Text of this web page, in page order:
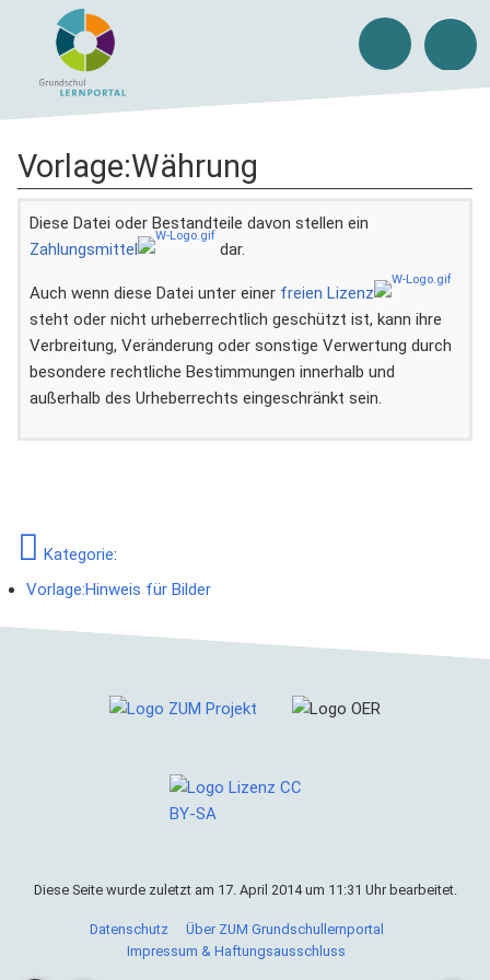
Vorlage:Währung
Diese Datei oder Bestandteile davon stellen ein
Zahlungsmittel
dar.
Auch wenn diese Datei unter einer freien Lizenz
steht oder nicht urheberrechtlich geschützt ist, kann ihre
Verbreitung, Veränderung oder sonstige Verwertung durch
besondere rechtliche Bestimmungen innerhalb und
außerhalb des Urheberrechts eingeschränkt sein.
Kategorie:
Vorlage:Hinweis für Bilder
Cookies helfen uns bei der Bereitstellung von ZUM
Grundschullernportal. Durch die Nutzung von ZUM
Grundschullernportal erklärst du dich damit einverstanden,
Diese Seite wurde zuletzt am 17. April 2014 um 11:31 Uhr bearbeitet.
Datenschutz
Über ZUM Grundschullernportal
Impressum & Haftungsausschluss